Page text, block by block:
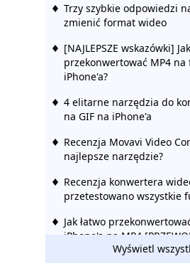
Trzy szybkie odpowiedzi
zmienić format wideo
[NAJLEPSZE wskazówki] Jak
przekonwertować MP4
iPhone'a?
4 elitarne narzędzia do
na GIF na iPhone'a
Recenzja Movavi Video
najlepsze narzędzie?
Recenzja konwertera
przetestowano wszystkie
Jak łatwo
iPhone'a na MP4
Recenzja Freemake Video
Wyświetl